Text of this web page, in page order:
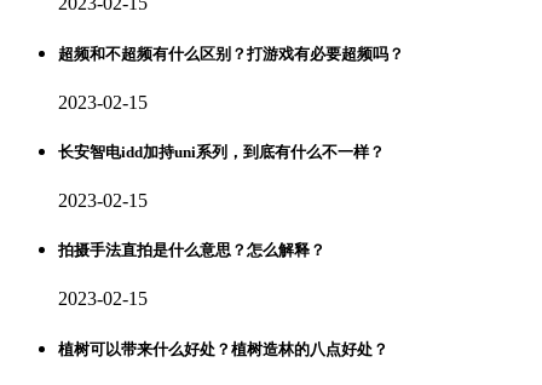
超频和不超频有什么区别？打游戏有必要超频吗？
2023-02-15
长安智电idd加持uni系列，到底有什么不一样？
2023-02-15
拍摄手法直拍是什么意思？怎么解释？
2023-02-15
植树可以带来什么好处？植树造林的八点好处？